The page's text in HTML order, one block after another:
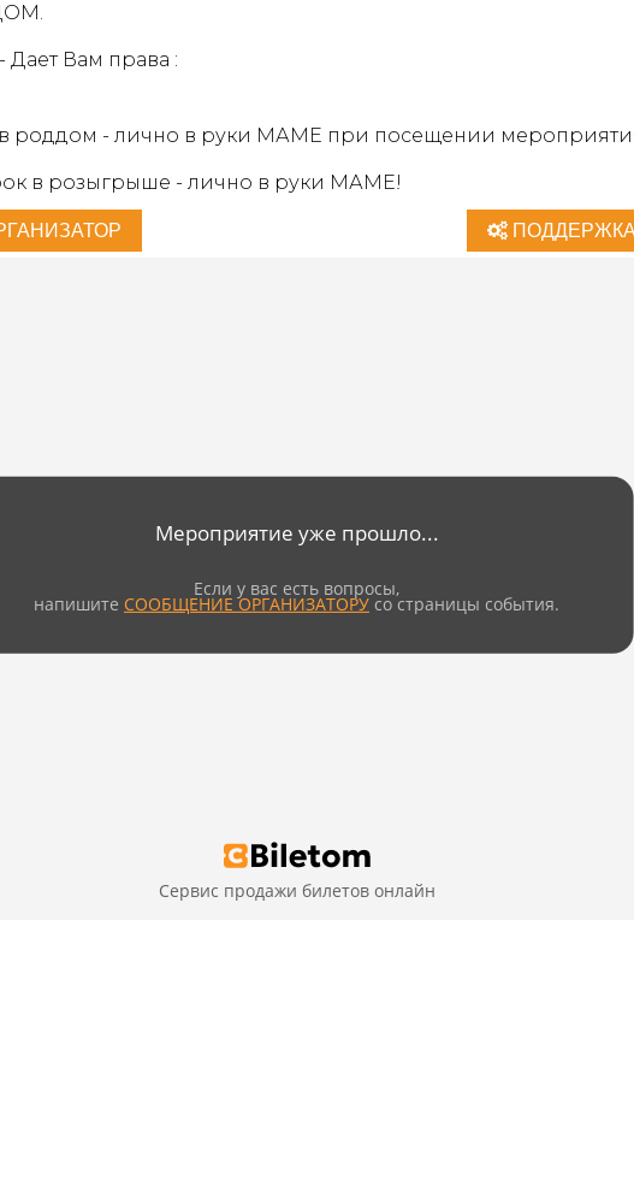
Дает Вам права :
в роддом - лично в руки МАМЕ при посещении
в розыгрыше - лично в руки МАМЕ!
ПОДДЕРЖКА